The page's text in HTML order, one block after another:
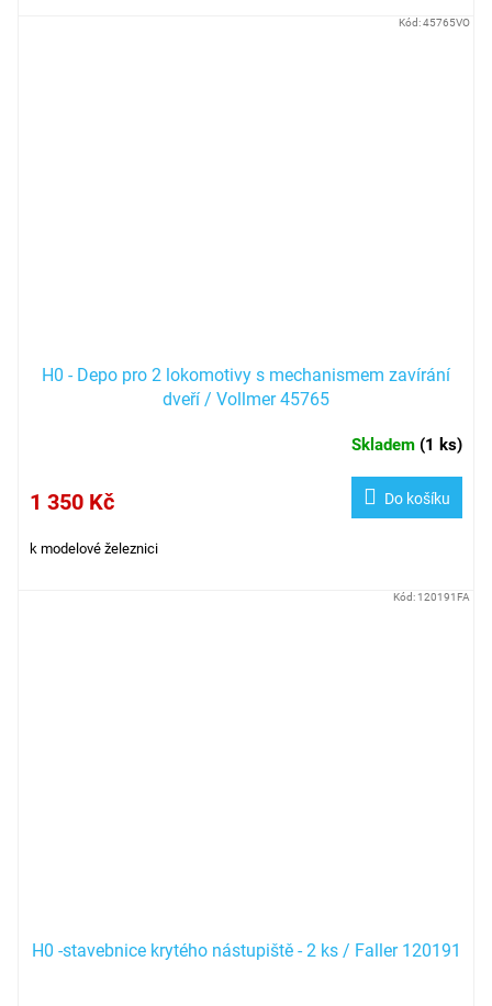
H0 - Depo pro 2 lokomotivy s mechanismem zavírání
dveří / Vollmer 45765
Skladem (1 ks)
1 350 Kč Do košíku
k modelové železnici
Kód:45765VO
H0 -stavebnice krytého nástupiště - 2 ks / Faller 120191
Kód: 120191FA